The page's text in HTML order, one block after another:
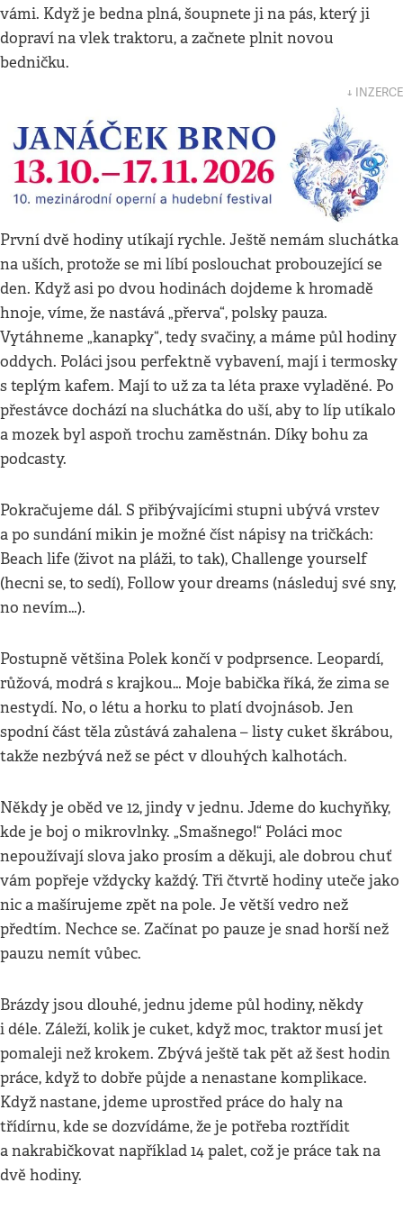
vámi. Když je bedna plná, šoupnete ji na pás, který ji
dopraví na vlek traktoru, a začnete plnit novou
bedničku.
↓ INZERCE
První dvě hodiny utíkají rychle. Ještě nemám sluchátka
na uších, protože se mi líbí poslouchat probouzející se
den. Když asi po dvou hodinách dojdeme k hromadě
hnoje, víme, že nastává „přerva“, polsky pauza.
Vytáhneme „kanapky“, tedy svačiny, a máme půl hodiny
oddych. Poláci jsou perfektně vybavení, mají i termosky
s teplým kafem. Mají to už za ta léta praxe vyladěné. Po
přestávce dochází na sluchátka do uší, aby to líp utíkalo
a mozek byl aspoň trochu zaměstnán. Díky bohu za
podcasty.
Pokračujeme dál. S přibývajícími stupni ubývá vrstev
a po sundání mikin je možné číst nápisy na tričkách:
Beach life (život na pláži, to tak), Challenge yourself
(hecni se, to sedí), Follow your dreams (následuj své sny,
no nevím…).
Postupně většina Polek končí v podprsence. Leopardí,
růžová, modrá s krajkou… Moje babička říká, že zima se
nestydí. No, o létu a horku to platí dvojnásob. Jen
spodní část těla zůstává zahalena – listy cuket škrábou,
takže nezbývá než se péct v dlouhých kalhotách.
Někdy je oběd ve 12, jindy v jednu. Jdeme do kuchyňky,
kde je boj o mikrovlnky. „Smašnego!“ Poláci moc
nepoužívají slova jako prosím a děkuji, ale dobrou chuť
vám popřeje vždycky každý. Tři čtvrtě hodiny uteče jako
nic a mašírujeme zpět na pole. Je větší vedro než
předtím. Nechce se. Začínat po pauze je snad horší než
pauzu nemít vůbec.
Brázdy jsou dlouhé, jednu jdeme půl hodiny, někdy
i déle. Záleží, kolik je cuket, když moc, traktor musí jet
pomaleji než krokem. Zbývá ještě tak pět až šest hodin
práce, když to dobře půjde a nenastane komplikace.
Když nastane, jdeme uprostřed práce do haly na
třídírnu, kde se dozvídáme, že je potřeba roztřídit
a nakrabičkovat například 14 palet, což je práce tak na
dvě hodiny.